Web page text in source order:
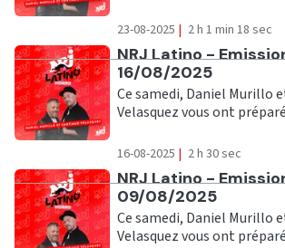
23-08-2025 | 2 h 1 min 18 sec
Ecouter
NRJ Latino -
16/08/2025
Ce samedi, Daniel Murillo
Velasquez vous ont
16-08-2025 | 2 h 30 sec
Ecouter
NRJ Latino -
09/08/2025
Ce samedi, Daniel Murillo
Velasquez vous ont